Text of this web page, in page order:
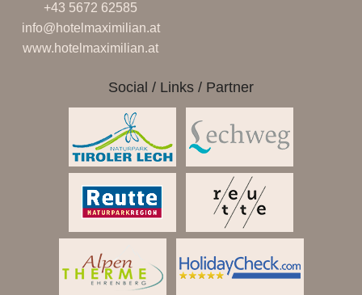
+43 5672 62585
info@hotelmaximilian.at
www.hotelmaximilian.at
Social / Links / Partner